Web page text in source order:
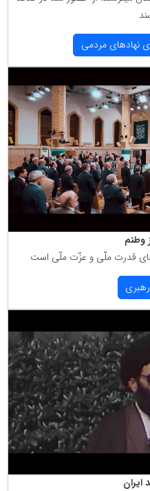
نهادهای مردمی
وطنم
قدرت ملّی و عزّت ملّی است
ایران